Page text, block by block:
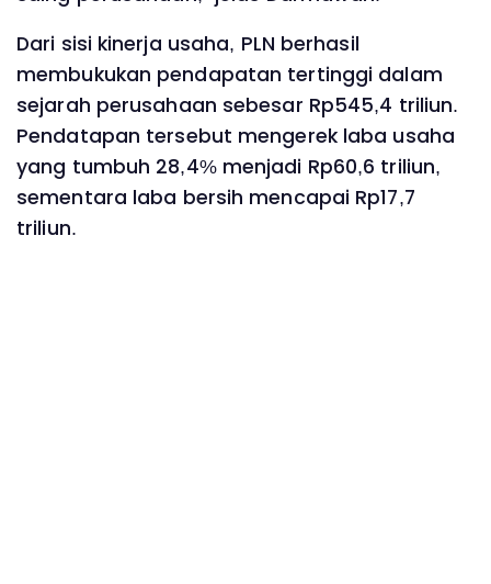
Dari sisi kinerja usaha, PLN berhasil
membukukan pendapatan tertinggi dalam
sejarah perusahaan sebesar Rp545,4 triliun.
Pendatapan tersebut mengerek laba usaha
yang tumbuh 28,4% menjadi Rp60,6 triliun,
sementara laba bersih mencapai Rp17,7
triliun.